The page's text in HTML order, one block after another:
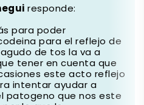
responde:
para poder
para el reflejo de
de tos la va a
tener en cuenta que
este acto reflejo
intentar ayudar a
patogeno que nos este